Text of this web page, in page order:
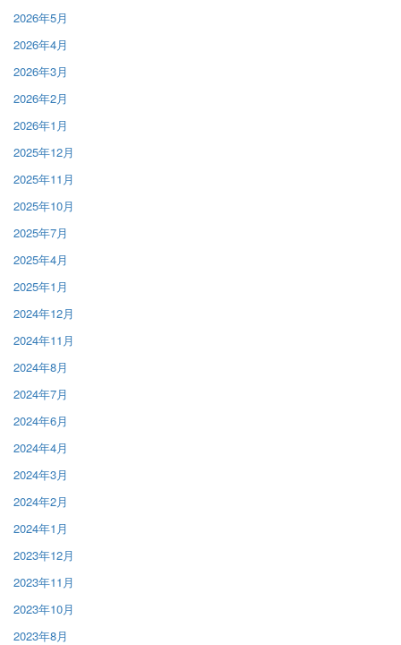
2026年5月
2026年4月
2026年3月
2026年2月
2026年1月
2025年12月
2025年11月
2025年10月
2025年7月
2025年4月
2025年1月
2024年12月
2024年11月
2024年8月
2024年7月
2024年6月
2024年4月
2024年3月
2024年2月
2024年1月
2023年12月
2023年11月
2023年10月
2023年8月